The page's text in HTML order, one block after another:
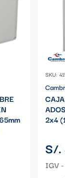
SKU:
2x4
Precio
regular
S/.